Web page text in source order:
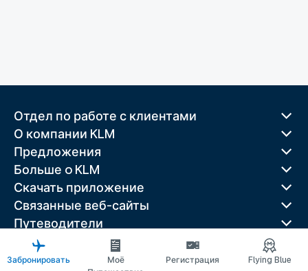
Отдел по работе с клиентами
О компании KLM
Предложения
Больше o KLM
Скачать приложение
Связанные веб-сайты
Путеводители
Лучшие направления
Популярные страны
Забронировать
Моё
Регистрация Flying Blue